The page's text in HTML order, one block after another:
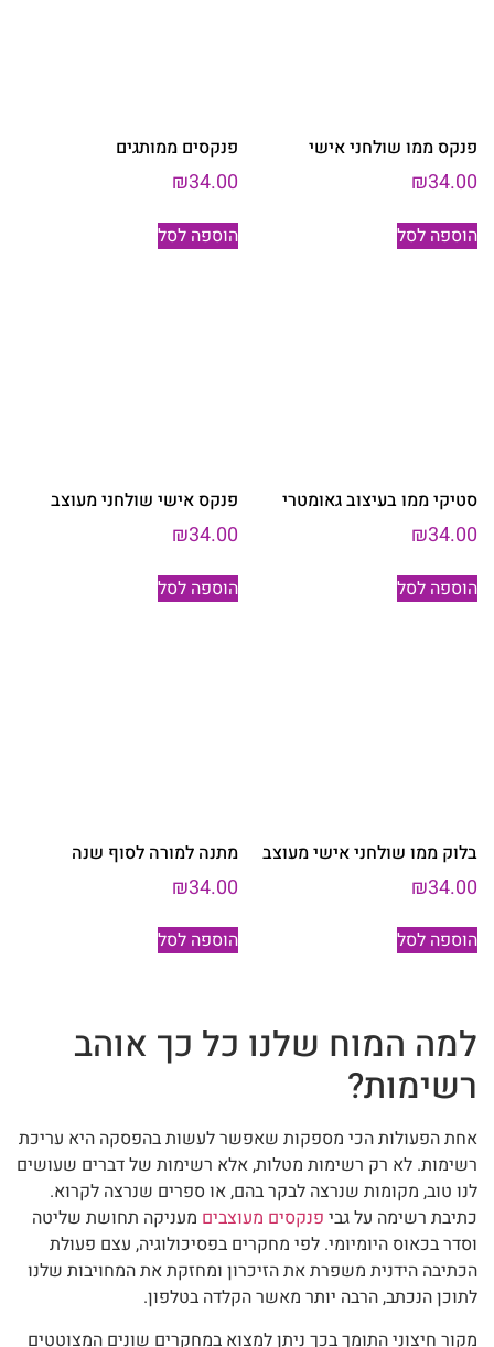
פנקס ממו שולחני אישי
₪34.00
הוספה לסל
פנקסים ממותגים
₪34.00
הוספה לסל
סטיקי ממו בעיצוב גאומטרי
₪34.00
הוספה לסל
פנקס אישי שולחני מעוצב
₪34.00
הוספה לסל
בלוק ממו שולחני אישי מעוצב
₪34.00
הוספה לסל
מתנה למורה לסוף שנה
₪34.00
הוספה לסל
למה המוח שלנו כל כך אוהב
רשימות?
אחת הפעולות הכי מספקות שאפשר לעשות בהפסקה היא עריכת
רשימות. לא רק רשימות מטלות, אלא רשימות של דברים שעושים
לנו טוב, מקומות שנרצה לבקר בהם, או ספרים שנרצה לקרוא.
כתיבת רשימה על גבי פנקסים מעוצבים מעניקה תחושת שליטה
וסדר בכאוס היומיומי. לפי מחקרים בפסיכולוגיה, עצם פעולת
הכתיבה הידנית משפרת את הזיכרון ומחזקת את המחויבות שלנו
לתוכן הנכתב, הרבה יותר מאשר הקלדה בטלפון.
מקור חיצוני התומך בכך ניתן למצוא במחקרים שונים המצוטטים